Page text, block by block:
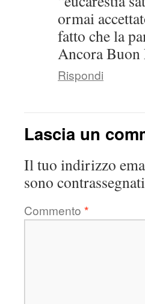
ormai
fatto che la
Ancora Buon
Rispondi
Lascia un
Il tuo indirizzo
sono contrassegnati
Commento *